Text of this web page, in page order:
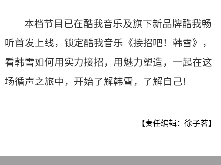
本档节目已在酷我音乐及旗下新品牌酷我畅
听首发上线，锁定酷我音乐《接招吧！韩雪》，
看韩雪如何用实力接招，用魅力塑造，一起在这
场循声之旅中，开始了解韩雪，了解自己！
【责任编辑：徐子茗】